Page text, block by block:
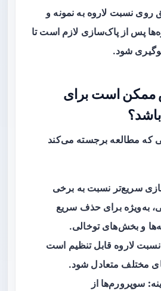
روی نسبت لاروه به نمونه و
پس از پاک‌سازی لازم است تا
شود.
ممکن است برای
که مطالعه برجسته می‌کند
سریع‌تر نسبت به برخی
به‌ویژه برای حذف سریع
و بخش‌های توخالی.
نسبت لاروه قابل تنظیم است
مختلف متعادل شود.
سوپرورم‌ها از